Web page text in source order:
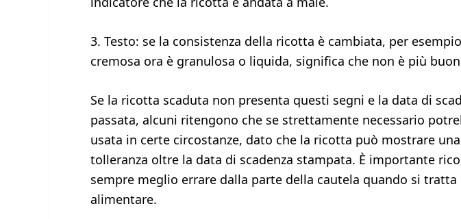
3. Testo: se la consistenza della ricotta è cambiata, per
cremosa ora è granulosa o liquida, significa che non è più
Se la ricotta scaduta non presenta questi segni e la data di
passata, alcuni ritengono che se strettamente necessario
usata in certe circostanze, dato che la ricotta può mostrare
tolleranza oltre la data di scadenza stampata. È importante
sempre meglio errare dalla parte della cautela quando si tratta
alimentare.